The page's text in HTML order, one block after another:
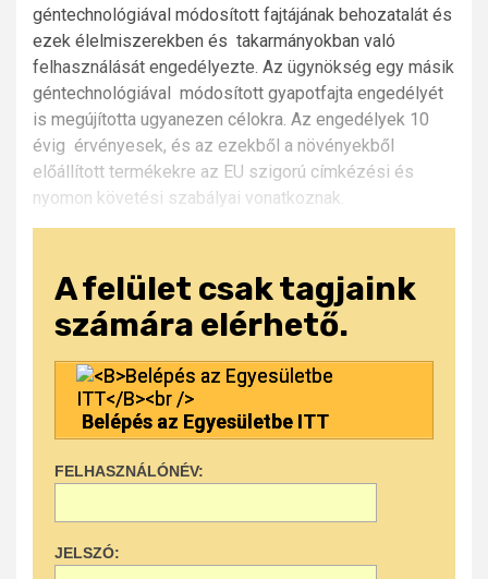
géntechnológiával módosított fajtájának behozatalát és
ezek élelmiszerekben és takarmányokban való
felhasználását engedélyezte. Az ügynökség egy másik
géntechnológiával módosított gyapotfajta engedélyét
is megújította ugyanezen célokra. Az engedélyek 10
évig érvényesek, és az ezekből a növényekből
előállított termékekre az EU szigorú címkézési és
nyomon követési szabályai vonatkoznak.
A felület csak tagjaink
számára elérhető.
Belépés az Egyesületbe ITT
FELHASZNÁLÓNÉV:
JELSZÓ: